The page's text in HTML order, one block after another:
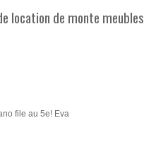
location de monte meubles
file au 5e! Eva